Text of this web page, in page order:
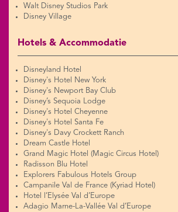
Walt Disney Studios Park
Disney Village
Hotels & Accommodatie
Disneyland Hotel
Disney's Hotel New York
Disney's Newport Bay Club
Disney’s Sequoia Lodge
Disney's Hotel Cheyenne
Disney's Hotel Santa Fe
Disney's Davy Crockett Ranch
Dream Castle Hotel
Grand Magic Hotel (Magic Circus Hotel)
Radisson Blu Hotel
Explorers Fabulous Hotels Group
Campanile Val de France (Kyriad Hotel)
Hotel l’Elysée Val d’Europe
Adagio Marne-La-Vallée Val d’Europe